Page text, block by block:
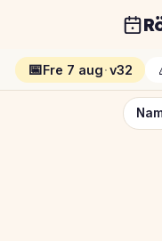
📅Fre 7 aug·v32